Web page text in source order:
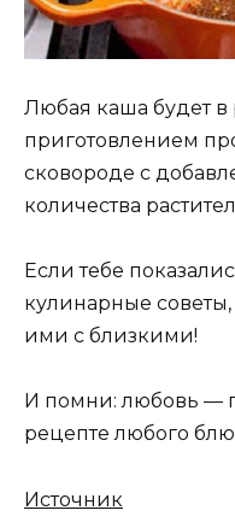
Любая каша будет в
приготовлением
сковороде с
количества
Если тебе
кулинарные
ими с близкими!
И помни: любовь —
рецепте любого
Источник